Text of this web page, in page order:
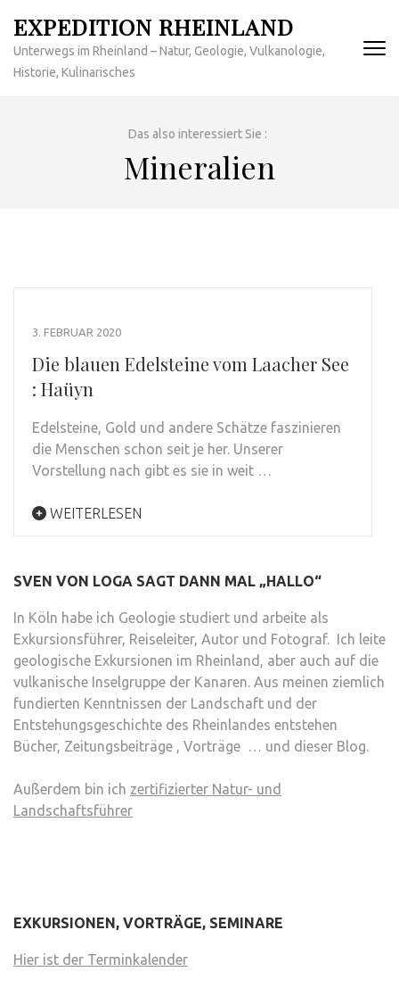
Inhalt
springen
(Enter
EXPEDITION RHEINLAND
Unterwegs im Rheinland – Natur, Geologie, Vulkanologie,
Historie, Kulinarisches
Das also interessiert Sie :
Mineralien
3. FEBRUAR 2020
Die blauen Edelsteine vom Laacher See
: Haüyn
Edelsteine, Gold und andere Schätze faszinieren
die Menschen schon seit je her. Unserer
Vorstellung nach gibt es sie in weit …
WEITERLESEN
SVEN VON LOGA SAGT DANN MAL „HALLO“
In Köln habe ich Geologie studiert und arbeite als
Exkursionsführer, Reiseleiter, Autor und Fotograf. Ich leite
geologische Exkursionen im Rheinland, aber auch auf die
vulkanische Inselgruppe der Kanaren. Aus meinen ziemlich
fundierten Kenntnissen der Landschaft und der
Entstehungsgeschichte des Rheinlandes entstehen
Bücher, Zeitungsbeiträge , Vorträge … und dieser Blog.
Außerdem bin ich zertifizierter Natur- und
Landschaftsführer
EXKURSIONEN, VORTRÄGE, SEMINARE
Hier ist der Terminkalender